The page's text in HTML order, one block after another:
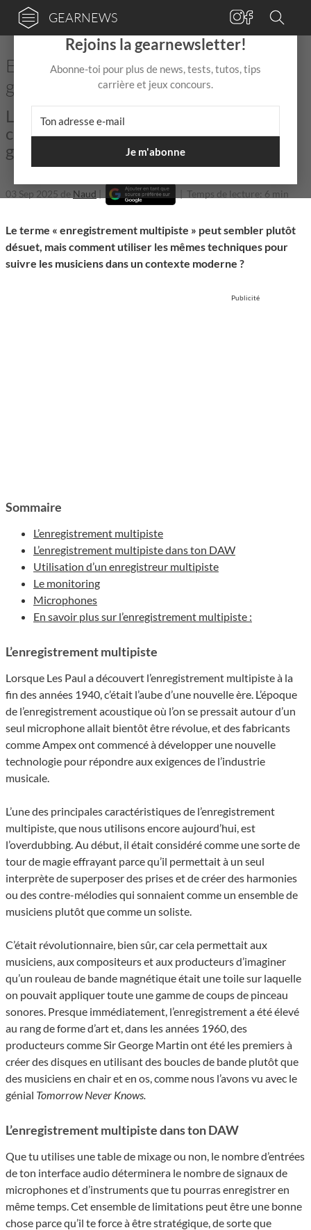
GEARNEWS
Enregistrement multipiste pour les
groupes de musique
Le multipiste te permet de pouvoir
contrôler tous tes enregistrements de
groupe en détails!
03 Sep 2025 de Naud Temps de lecture: 6 min
Le terme « enregistrement multipiste » peut sembler plutôt
désuet, mais comment utiliser les mêmes techniques pour
suivre les musiciens dans un contexte moderne ?
Publicité
Sommaire
L’enregistrement multipiste
L’enregistrement multipiste dans ton DAW
Utilisation d’un enregistreur multipiste
Le monitoring
Microphones
En savoir plus sur l’enregistrement multipiste :
L’enregistrement multipiste
Lorsque Les Paul a découvert l’enregistrement multipiste à la
fin des années 1940, c’était l’aube d’une nouvelle ère. L’époque
de l’enregistrement acoustique où l’on se pressait autour d’un
seul microphone allait bientôt être révolue, et des fabricants
comme Ampex ont commencé à développer une nouvelle
technologie pour répondre aux exigences de l’industrie
musicale.
L’une des principales caractéristiques de l’enregistrement
multipiste, que nous utilisons encore aujourd’hui, est
l’overdubbing. Au début, il était considéré comme une sorte de
tour de magie effrayant parce qu’il permettait à un seul
interprète de superposer des prises et de créer des harmonies
ou des contre-mélodies qui sonnaient comme un ensemble de
musiciens plutôt que comme un soliste.
C’était révolutionnaire, bien sûr, car cela permettait aux
musiciens, aux compositeurs et aux producteurs d’imaginer
qu’un rouleau de bande magnétique était une toile sur laquelle
on pouvait appliquer toute une gamme de coups de pinceau
sonores. Presque immédiatement, l’enregistrement a été élevé
au rang de forme d’art et, dans les années 1960, des
producteurs comme Sir George Martin ont été les premiers à
créer des disques en utilisant des boucles de bande plutôt que
des musiciens en chair et en os, comme nous l’avons vu avec le
génial Tomorrow Never Knows.
L’enregistrement multipiste dans ton DAW
Que tu utilises une table de mixage ou non, le nombre d’entrées
de ton interface audio déterminera le nombre de signaux de
microphones et d’instruments que tu pourras enregistrer en
même temps. Cet ensemble de limitations peut être une bonne
chose parce qu’il te force à être stratégique, de sorte que
×
Rejoins la gearnewsletter!
Abonne-toi pour plus de news, tests, tutos, tips
carrière et jeux concours.
Je m'abonne